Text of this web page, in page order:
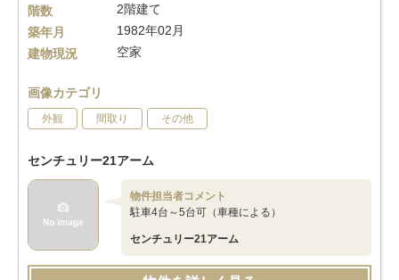
階数
2階建て
築年月
1982年02月
建物現況
空家
画像カテゴリ
外観 間取り その他
センチュリー21アーム
物件担当者コメント
駐車4台～5台可（車種による）
センチュリー21アーム